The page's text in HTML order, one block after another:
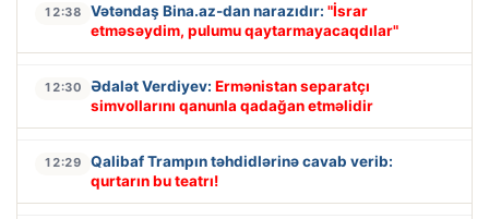
12:38 Vətəndaş Bina.az-dan narazıdır: "İsrar
etməsəydim, pulumu qaytarmayacaqdılar"
12:30 Ədalət Verdiyev: Ermənistan separatçı
simvollarını qanunla qadağan etməlidir
12:29
Qalibaf Trampın təhdidlərinə cavab verib:
qurtarın bu teatrı!